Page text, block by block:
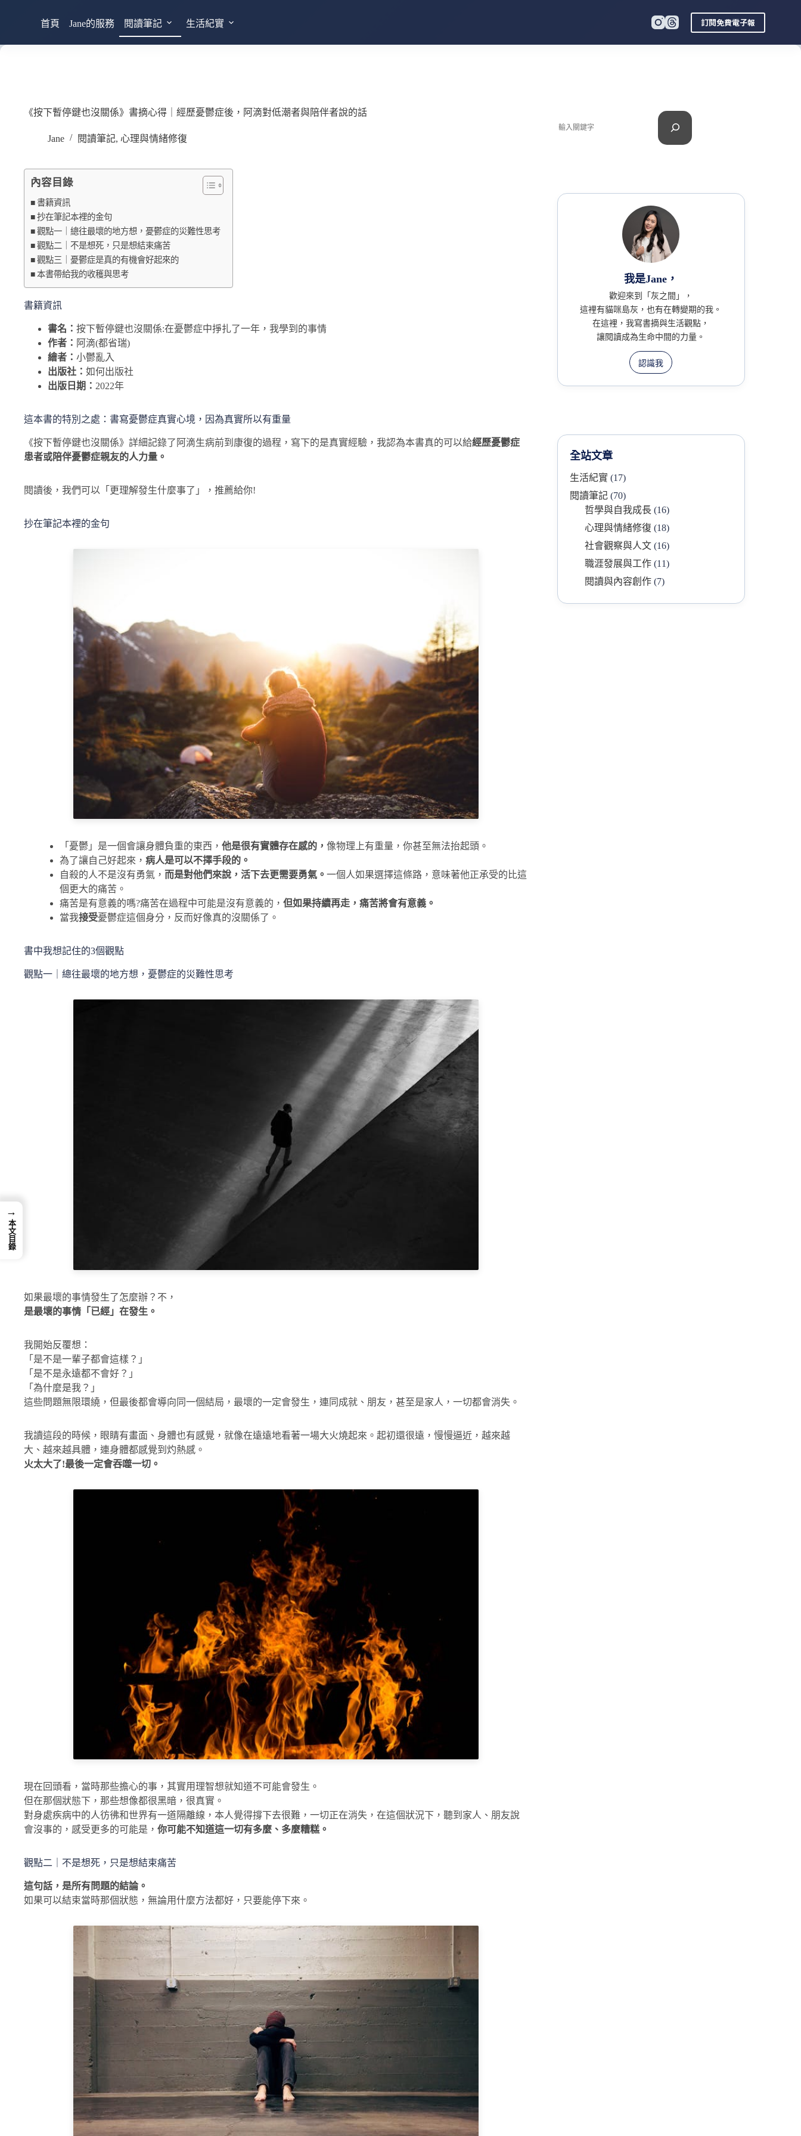
首頁 Jane的服務 閱讀筆記 生活紀實 訂閱免費電子報
《按下暫停鍵也沒關係》書摘心得｜經歷憂鬱症後，阿滴對低潮者與陪伴者說的話
Jane 閱讀筆記, 心理與情緒修復
內容目錄
書籍資訊
抄在筆記本裡的金句
觀點一｜總往最壞的地方想，憂鬱症的災難性思考
觀點二｜不是想死，只是想結束痛苦
觀點三｜憂鬱症是真的有機會好起來的
本書帶給我的收穫與思考
書籍資訊
書名： 按下暫停鍵也沒關係:在憂鬱症中掙扎了一年，我學到的事情
作者： 阿滴(都省瑞)
繪者： 小鬱亂入
出版社： 如何出版社
出版日期： 2022年
這本書的特別之處：書寫憂鬱症真實心境，因為真實所以有重量
《按下暫停鍵也沒關係》詳細記錄了阿滴生病前到康復的過程，寫下的是真實經驗，我認為本書真的可以給經歷憂鬱症
患者或陪伴憂鬱症親友的人力量。
閱讀後，我們可以「更理解發生什麼事了」，推薦給你!
抄在筆記本裡的金句
「憂鬱」是一個會讓身體負重的東西， 他是很有實體存在感的， 像物理上有重量，你甚至無法抬起頭。
為了讓自己好起來， 病人是可以不擇手段的。
自殺的人不是沒有勇氣， 而是對他們來說，活下去更需要勇氣。 一個人如果選擇這條路，意味著他正承受的比這
個更大的痛苦。
痛苦是有意義的嗎?痛苦在過程中可能是沒有意義的， 但如果持續再走，痛苦將會有意義。
當我接受憂鬱症這個身分，反而好像真的沒關係了。
書中我想記住的3個觀點
觀點一｜總往最壞的地方想，憂鬱症的災難性思考
如果最壞的事情發生了怎麼辦？不，
是最壞的事情「已經」在發生。
我開始反覆想：
「是不是一輩子都會這樣？」
「是不是永遠都不會好？」
「為什麼是我？」
這些問題無限環繞，但最後都會導向同一個結局，最壞的一定會發生，連同成就、朋友，甚至是家人，一切都會消失。
我讀這段的時候，眼睛有畫面、身體也有感覺，就像在遠遠地看著一場大火燒起來。起初還很遠，慢慢逼近，越來越
大、越來越具體，連身體都感覺到灼熱感。
火太大了!最後一定會吞噬一切。
現在回頭看，當時那些擔心的事，其實用理智想就知道不可能會發生。
但在那個狀態下，那些想像都很黑暗，很真實。
對身處疾病中的人彷彿和世界有一道隔離線，本人覺得撐下去很難，一切正在消失，在這個狀況下，聽到家人、朋友說
會沒事的，感受更多的可能是， 你可能不知道這一切有多麼、多麼糟糕。
觀點二｜不是想死，只是想結束痛苦
這句話，是所有問題的結論。
如果可以結束當時那個狀態，無論用什麼方法都好，只要能停下來。
我是Jane，
歡迎來到「灰之間」，
這裡有貓咪島灰，也有在轉變期的我。
在這裡，我寫書摘與生活觀點，
讓閱讀成為生命中間的力量。
認識我
全站文章
生活紀實 (17)
閱讀筆記 (70)
哲學與自我成長 (16)
心理與情緒修復 (18)
社會觀察與人文 (16)
職涯發展與工作 (11)
閱讀與內容創作 (7)
→
本文目錄